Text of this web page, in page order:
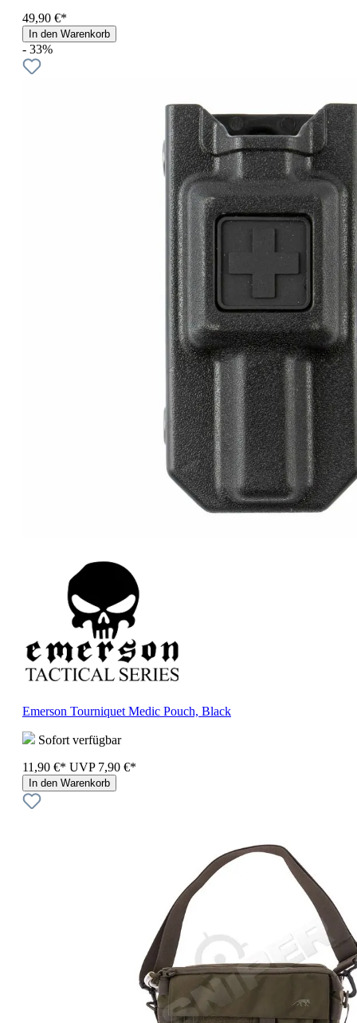
49,90 €*
In den Warenkorb
- 33%
Emerson Tourniquet Medic Pouch, Black
Sofort verfügbar
11,90 €* UVP 7,90 €*
In den Warenkorb